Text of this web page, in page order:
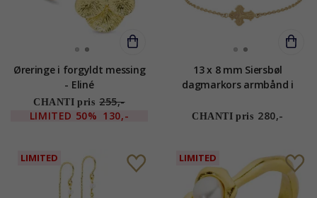
Øreringe i forgyldt messing
- Eliné
CHANTI pris 255,-
LIMITED 50% 130,-
13 x 8 mm Siersbøl
dagmarkors armbånd i
CHANTI pris 280,-
LIMITED LIMITED